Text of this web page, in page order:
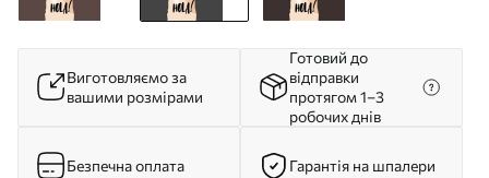
Виготовляємо за
вашими розмірами
Готовий до
відправки
протягом 1–3
робочих днів
Безпечна оплата Гарантія на шпалери